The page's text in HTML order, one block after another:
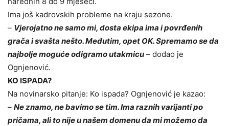
Ima još kadrovskih probleme na kraju sezone.
– Vjerojatno ne samo mi, dosta ekipa ima i povrđenih
grača i svašta nešto. Međutim, opet OK. Spremamo se da
najbolje moguće odigramo utakmicu – dodao je
Ognjenović.
KO ISPADA?
Na novinarsko pitanje: Ko ispada? Ognjenović je kazao:
– Ne znamo, ne bavimo se tim. Ima raznih varijanti po
pričama, ali to nije u našem domenu da mi možemo da